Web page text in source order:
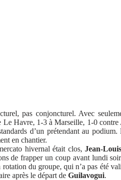
pas conjoncturel. Avec
Le Havre, 1-3 à Marseille, 1-0
d’un prétendant au
en chantier.
hivernal était clos,Jean-
de frapper un coup avant lundi
rotation du groupe, qui n’a pas été
après le départ de Guilavogui.